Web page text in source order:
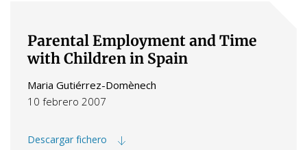
Parental Employment and Time
with Children in Spain
Maria Gutiérrez-Domènech
10 febrero 2007
Descargar fichero